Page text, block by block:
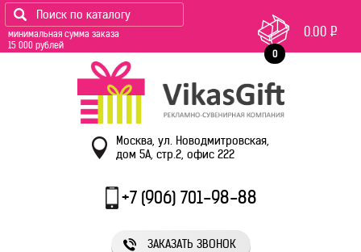
минимальная сумма заказа
15 000 рублей
0
0.00 Р
Москва, ул. Новодмитровская,
дом 5А, стр.2, офис 222
+7 (906) 701-98-88
ЗАКАЗАТЬ ЗВОНОК